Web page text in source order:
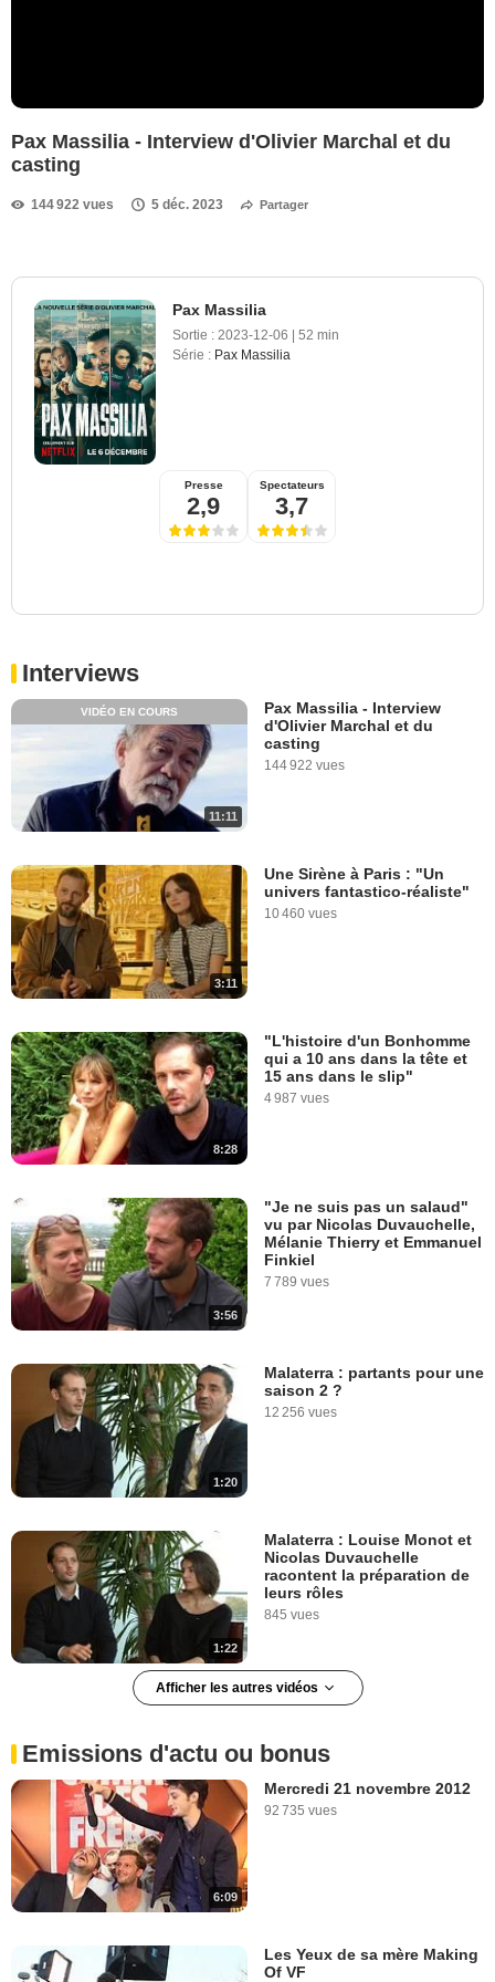
Pax Massilia - Interview d'Olivier Marchal et du
casting
144 922 vues 5 déc. 2023 Partager
Pax Massilia
Sortie : 2023-12-06 | 52 min
Série : Pax Massilia
Presse
2,9
Spectateurs
3,7
Interviews
11:11
VIDÉO EN COURS
Pax Massilia - Interview
d'Olivier Marchal et du
casting
144 922 vues
3:11
Une Sirène à Paris : "Un
univers fantastico-réaliste"
10 460 vues
8:28
"L'histoire d'un Bonhomme
qui a 10 ans dans la tête et
15 ans dans le slip"
4 987 vues
3:56
"Je ne suis pas un salaud"
vu par Nicolas Duvauchelle,
Mélanie Thierry et Emmanuel
Finkiel
7 789 vues
1:20
Malaterra : partants pour une
saison 2 ?
12 256 vues
1:22
Malaterra : Louise Monot et
Nicolas Duvauchelle
racontent la préparation de
leurs rôles
845 vues
Afficher les autres vidéos
0:49
Pourquoi Louise Monot et
598 vues
Emissions d'actu ou bonus
6:09
Mercredi 21 novembre 2012
92 735 vues
Les Yeux de sa mère Making
Of VF